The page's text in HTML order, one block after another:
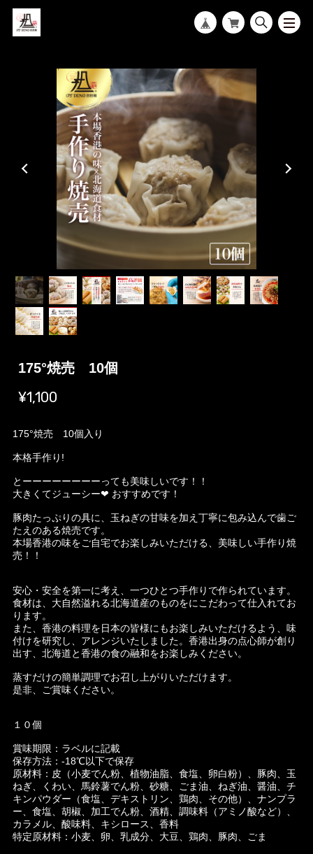
175°焼売 10個
¥1,100
175°焼売 10個入り
本格手作り!
とーーーーーーーーっても美味しいです！！
大きくてジューシー❤︎ おすすめです！
豚肉たっぷりの具に、玉ねぎの甘味を加え丁寧に包み込んで歯ご
たえのある焼売です。
本場香港の味をご自宅でお楽しみいただける、美味しい手作り焼
売！！
安心・安全を第一に考え、一つひとつ手作りで作られています。
食材は、大自然溢れる北海道産のものをにこだわって仕入れてお
ります。
また、香港の料理を日本の皆様にもお楽しみいただけるよう、味
付けを研究し、アレンジいたしました。香港出身の点心師が創り
出す、北海道と香港の食の融和をお楽しみください。
蒸すだけの簡単調理でお召し上がりいただけます。
是非、ご賞味ください。
１０個
賞味期限：ラベルに記載
保存方法：-18℃以下で保存
原材料：皮（小麦でん粉、植物油脂、食塩、卵白粉）、豚肉、玉
ねぎ、くわい、馬鈴薯でん粉、砂糖、ごま油、ねぎ油、醤油、チ
キンパウダー（食塩、デキストリン、鶏肉、その他）、ナンプラ
ー、食塩、胡椒、加工でん粉、酒精、調味料（アミノ酸など）、
カラメル、酸味料、キシロース、香料
特定原材料：小麦、卵、乳成分、大豆、鶏肉、豚肉、ごま